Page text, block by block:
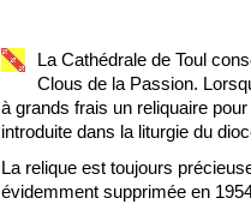
La Cathédrale de Toul
Clous de la Passion.
à grands frais un reliquaire
introduite dans la liturgie du
La relique est toujours
évidemment supprimée en